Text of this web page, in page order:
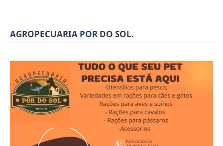
AGROPECUARIA POR DO SOL.